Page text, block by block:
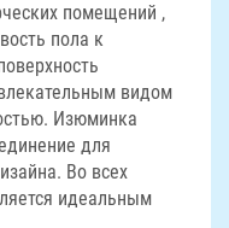
помещений ,
пола к
видом
Изюминка
для
Во всех
идеальным